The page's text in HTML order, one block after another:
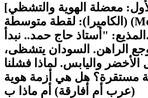
معضلة الهوية والتشظي]
(الكاميرا): لقطة متوسطة (Medium Shot)
​المذيع: "أستاذ حاج حمد.. نبدأ
الراهن. السودان يتشظى،
واليابس. لماذا فشلنا
مستقرة؟ هل هي أزمة هوية
(عرب أم أفارقة) أم ماذا ب